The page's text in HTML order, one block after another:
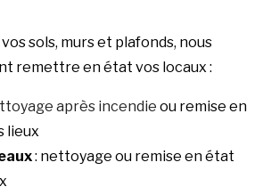
sols, murs et plafonds, nous
remettre en état vos locaux :
après incendie ou remise en
lieux
: nettoyage ou remise en état